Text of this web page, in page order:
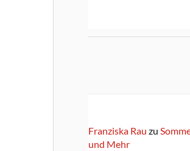
Franziska Rau zu
und Mehr